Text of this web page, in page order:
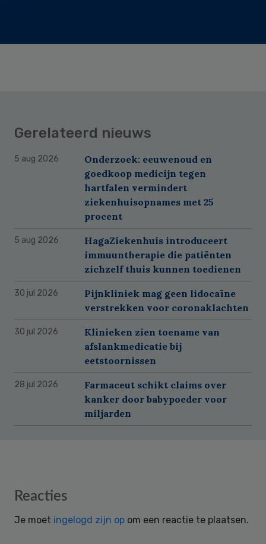
Gerelateerd nieuws
5 aug 2026
Onderzoek: eeuwenoud en
goedkoop medicijn tegen
hartfalen vermindert
ziekenhuisopnames met 25
procent
5 aug 2026
HagaZiekenhuis introduceert
immuuntherapie die patiënten
zichzelf thuis kunnen toedienen
30 jul 2026
Pijnkliniek mag geen lidocaïne
verstrekken voor coronaklachten
30 jul 2026
Klinieken zien toename van
afslankmedicatie bij
eetstoornissen
28 jul 2026
Farmaceut schikt claims over
kanker door babypoeder voor
miljarden
Reader
Reacties
Je moet ingelogd zijn op om een reactie te plaatsen.